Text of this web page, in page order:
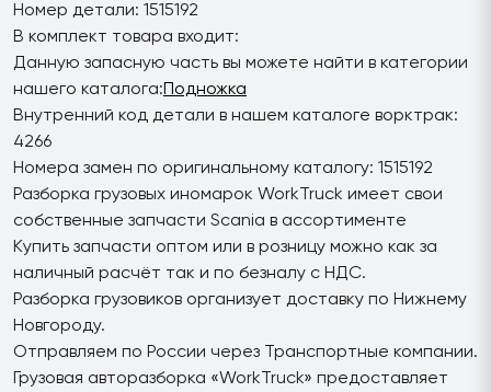
Номер детали: 1515192
В комплект товара входит:
Данную запасную часть вы можете найти в категории
нашего каталога:Подножка
Внутренний код детали в нашем каталоге ворктрак:
4266
Номера замен по оригинальному каталогу: 1515192
Разборка грузовых иномарок WorkTruck имеет свои
собственные запчасти Scania в ассортименте
Купить запчасти оптом или в розницу можно как за
наличный расчёт так и по безналу с НДС.
Разборка грузовиков организует доставку по Нижнему
Новгороду.
Отправляем по России через Транспортные компании.
Грузовая авторазборка «WorkTruck» предоставляет